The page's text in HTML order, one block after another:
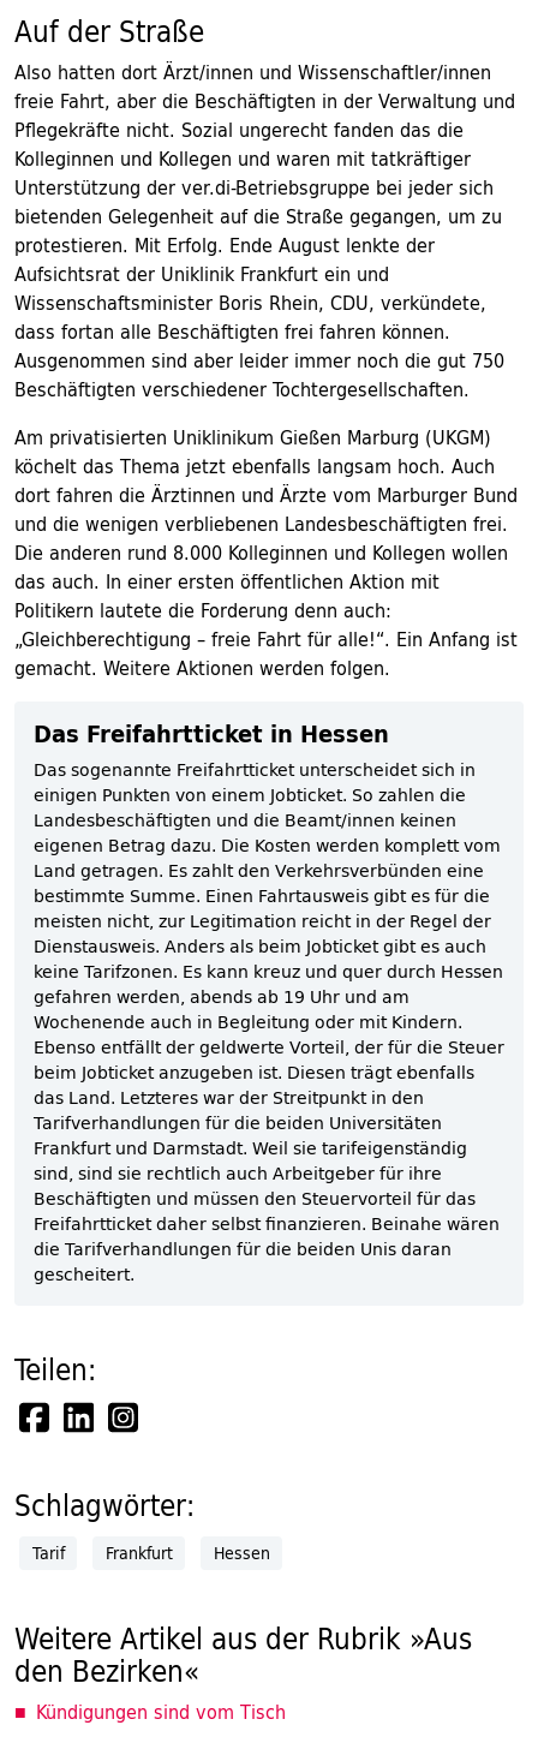
Auf der Straße
Also hatten dort Ärzt/innen und Wissenschaftler/innen
freie Fahrt, aber die Beschäftigten in der Verwaltung und
Pflegekräfte nicht. Sozial ungerecht fanden das die
Kolleginnen und Kollegen und waren mit tatkräftiger
Unterstützung der ver.di-Betriebsgruppe bei jeder sich
bietenden Gelegenheit auf die Straße gegangen, um zu
protestieren. Mit Erfolg. Ende August lenkte der
Aufsichtsrat der Uniklinik Frankfurt ein und
Wissenschaftsminister Boris Rhein, CDU, verkündete,
dass fortan alle Beschäftigten frei fahren können.
Ausgenommen sind aber leider immer noch die gut 750
Beschäftigten verschiedener Tochtergesellschaften.
Am privatisierten Uniklinikum Gießen Marburg (UKGM)
köchelt das Thema jetzt ebenfalls langsam hoch. Auch
dort fahren die Ärztinnen und Ärzte vom Marburger Bund
und die wenigen verbliebenen Landesbeschäftigten frei.
Die anderen rund 8.000 Kolleginnen und Kollegen wollen
das auch. In einer ersten öffentlichen Aktion mit
Politikern lautete die Forderung denn auch:
„Gleichberechtigung – freie Fahrt für alle!“. Ein Anfang ist
gemacht. Weitere Aktionen werden folgen.
Das Freifahrtticket in Hessen
Das sogenannte Freifahrtticket unterscheidet sich in
einigen Punkten von einem Jobticket. So zahlen die
Landesbeschäftigten und die Beamt/innen keinen
eigenen Betrag dazu. Die Kosten werden komplett vom
Land getragen. Es zahlt den Verkehrsverbünden eine
bestimmte Summe. Einen Fahrtausweis gibt es für die
meisten nicht, zur Legitimation reicht in der Regel der
Dienstausweis. Anders als beim Jobticket gibt es auch
keine Tarifzonen. Es kann kreuz und quer durch Hessen
gefahren werden, abends ab 19 Uhr und am
Wochenende auch in Begleitung oder mit Kindern.
Ebenso entfällt der geldwerte Vorteil, der für die Steuer
beim Jobticket anzugeben ist. Diesen trägt ebenfalls
das Land. Letzteres war der Streitpunkt in den
Tarifverhandlungen für die beiden Universitäten
Frankfurt und Darmstadt. Weil sie tarifeigenständig
sind, sind sie rechtlich auch Arbeitgeber für ihre
Beschäftigten und müssen den Steuervorteil für das
Freifahrtticket daher selbst finanzieren. Beinahe wären
die Tarifverhandlungen für die beiden Unis daran
gescheitert.
Teilen:
Schlagwörter:
Tarif Frankfurt Hessen
Weitere Artikel aus der Rubrik »Aus
den Bezirken«
Kündigungen sind vom Tisch